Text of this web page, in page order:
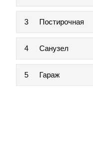
3 Постирочная
4 Санузел
5 Гараж